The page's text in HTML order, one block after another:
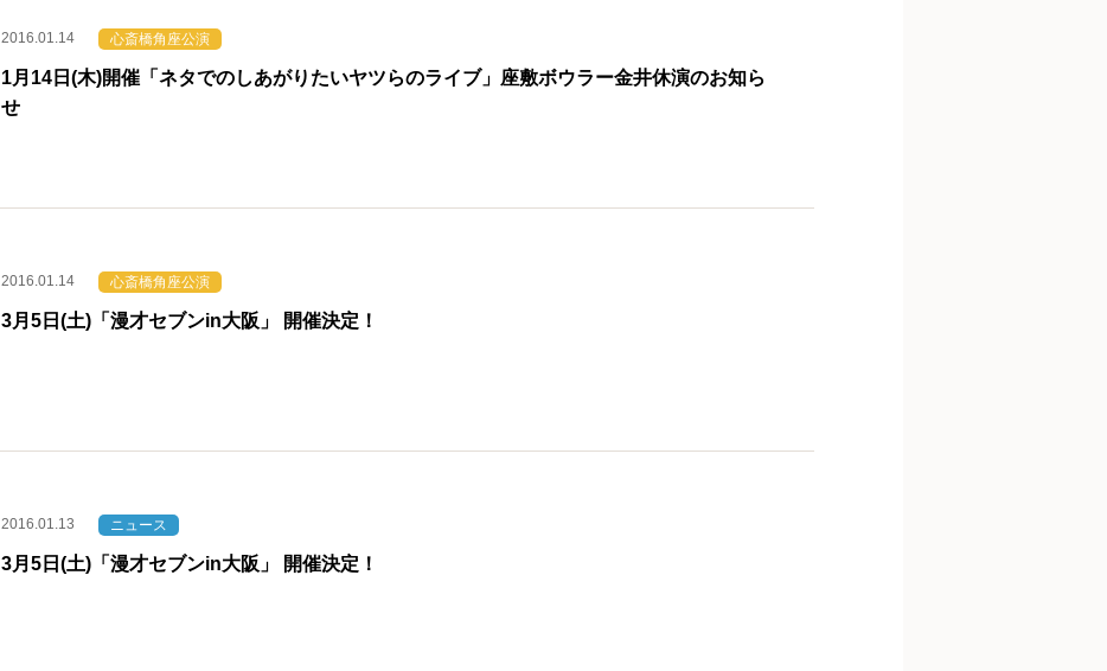
2016.01.14 心斎橋角座公演
1月14日(木)開催「ネタでのしあがりたいヤツらのライブ」座敷ボウラー金井休演のお知ら
せ
2016.01.14 心斎橋角座公演
3月5日(土)「漫才セブンin大阪」 開催決定！
2016.01.13 ニュース
3月5日(土)「漫才セブンin大阪」 開催決定！